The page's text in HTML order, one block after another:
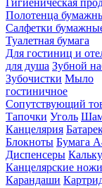
Гигиеническая
Полотенца
Салфетки
Туалетная бумага
Для гостиниц и
для душа Зубной
Зубочистки Мыло
гостиничное
Сопутствующий
Тапочки Уголь
Канцелярия
Блокноты Бумага
Диспенсеры
Канцелярские ножи
Карандаши